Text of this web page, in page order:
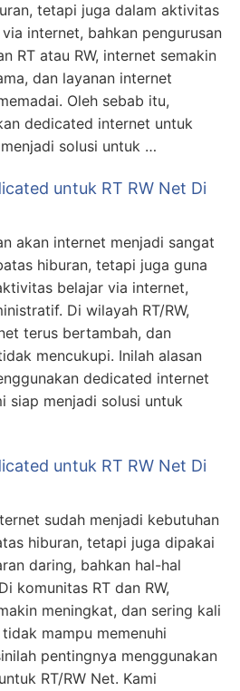
tetapi juga dalam aktivitas
internet, bahkan pengurusan
RT atau RW, internet semakin
dan layanan internet
Oleh sebab itu,
dedicated internet untuk
solusi untuk …
untuk RT RW Net Di
akan internet menjadi sangat
hiburan, tetapi juga guna
belajar via internet,
Di wilayah RT/RW,
terus bertambah, dan
mencukupi. Inilah alasan
dedicated internet
siap menjadi solusi untuk
untuk RT RW Net Di
sudah menjadi kebutuhan
hiburan, tetapi juga dipakai
daring, bahkan hal-hal
komunitas RT dan RW,
meningkat, dan sering kali
mampu memenuhi
pentingnya menggunakan
RT/RW Net. Kami